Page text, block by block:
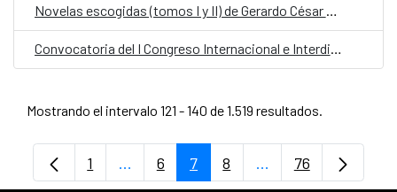
Novelas escogidas (tomos I y II) de Gerardo César Hurtado
Mostrando el intervalo 121 - 140 de 1.519 resultados.
Página
1 ...Páginas intermedias Use TAB para
Página
6 Página
7 Página
8 ...PáginasPágina
76